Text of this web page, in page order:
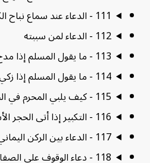
111 - الدعاء عند سماع نباح الكلاب بالليل
112 - الدعاء لمن سببته
113 - ما يقول المسلم إذا مدح المسلم
114 - ما يقول المسلم إذا زكي
115 - كيف يلبي المحرم في الحج أو العمرة
116 - التكبير إذا أتى الحجر الأسود
117 - الدعاء بين الركن اليماني والحجر الأسود
118 - دعاء الوقوف على الصفا والمروة